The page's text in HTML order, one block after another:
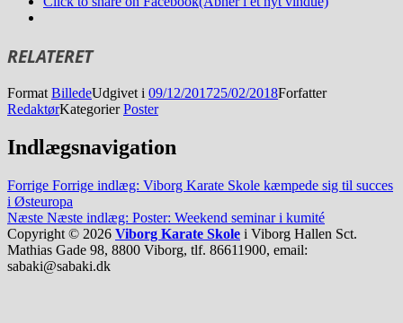
RELATERET
Format BilledeUdgivet i 09/12/201725/02/2018Forfatter
RedaktørKategorierPoster
Indlægsnavigation
Forrige Forrige indlæg: Viborg Karate Skole kæmpede sig til succes
i Østeuropa
Næste Næste indlæg: Poster: Weekend seminar i kumité
Copyright © 2026 Viborg Karate Skole i Viborg Hallen Sct.
Mathias Gade 98, 8800 Viborg, tlf. 86611900, email:
sabaki@sabaki.dk